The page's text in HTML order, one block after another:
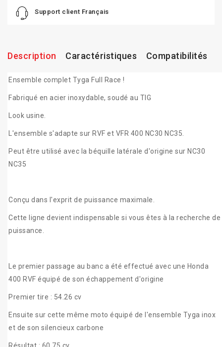
Support client Français
Description Caractéristiques Compatibilités
Ensemble complet Tyga Full Race !
Fabriqué en acier inoxydable, soudé au TIG
Look usine.
L'ensemble s'adapte sur RVF et VFR 400 NC30 NC35.
Peut être utilisé avec la béquille latérale d'origine sur NC30
NC35
Conçu dans l'exprit de puissance maximale.
Cette ligne devient indispensable si vous êtes à la recherche de
puissance.
Le premier passage au banc a été effectué avec une Honda
400 RVF équipé de son échappement d'origine
Premier tire : 54.26 cv
Ensuite sur cette même moto équipé de l'ensemble Tyga inox
et de son silencieux carbone